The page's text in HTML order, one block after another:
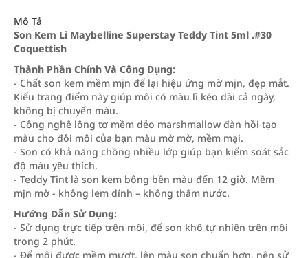
Mô Tả
Son Kem Lì Maybelline Superstay Teddy Tint 5ml .#30
Coquettish
Thành Phần Chính Và Công Dụng:
- Chất son kem mềm mịn để lại hiệu ứng mờ mịn, đẹp mắt.
Kiểu trang điểm này giúp môi có màu lì kéo dài cả ngày,
không bị chuyển màu.
- Công nghệ lông tơ mềm dẻo marshmallow đàn hồi tạo
màu cho đôi môi của bạn màu mờ mờ, mềm mại.
- Son có khả năng chồng nhiều lớp giúp bạn kiểm soát sắc
độ màu yêu thích.
- Teddy Tint là son kem bông bền màu đến 12 giờ. Mềm
mịn mờ - không lem dính – không thấm nước.
Hướng Dẫn Sử Dụng:
- Sử dụng trực tiếp trên môi, để son khô tự nhiên trên môi
trong 2 phút.
- Để môi được mềm mượt, lên màu son chuẩn hơn, nên sử